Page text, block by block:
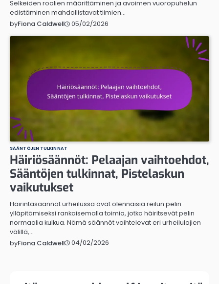
Selkeiden roolien määrittäminen ja avoimen vuoropuhelun
edistäminen mahdollistavat tiimien…
byFiona Caldwell 05/02/2026
SÄÄNTÖJEN TULKINNAT
Häiriösäännöt: Pelaajan vaihtoehdot,
Sääntöjen tulkinnat, Pistelaskun
vaikutukset
Häirintäsäännöt urheilussa ovat olennaisia reilun pelin
ylläpitämiseksi rankaisemalla toimia, jotka häiritsevät pelin
normaalia kulkua. Nämä säännöt vaihtelevat eri urheilulajien
välillä,…
byFiona Caldwell 04/02/2026